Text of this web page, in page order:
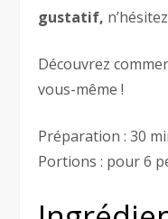
gustatif,
Découvrez
vous-même !
Préparation : 30
Portions : pour 6